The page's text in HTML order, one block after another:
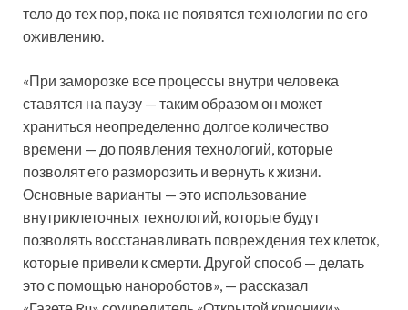
тело до тех пор, пока не появятся технологии по его
оживлению.
«При заморозке все процессы внутри человека
ставятся на паузу — таким образом он может
храниться неопределенно долгое количество
времени — до появления технологий, которые
позволят его разморозить и вернуть к жизни.
Основные варианты — это использование
внутриклеточных технологий, которые будут
позволять восстанавливать повреждения тех клеток,
которые привели к смерти. Другой способ — делать
это с помощью нанороботов», — рассказал